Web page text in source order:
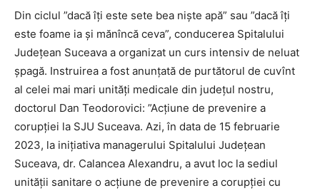
Din ciclul ”dacă îți este sete bea niște apă” sau ”dacă îți
este foame ia și mănîncă ceva”, conducerea Spitalului
Județean Suceava a organizat un curs intensiv de neluat
șpagă. Instruirea a fost anunțată de purtătorul de cuvînt
al celei mai mari unități medicale din județul nostru,
doctorul Dan Teodorovici: ”Acțiune de prevenire a
corupției la SJU Suceava. Azi, în data de 15 februarie
2023, la inițiativa managerului Spitalului Județean
Suceava, dr. Calancea Alexandru, a avut loc la sediul
unității sanitare o acțiune de prevenire a corupției cu